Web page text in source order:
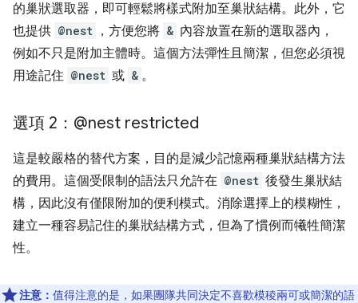
的巢狀選取器，即可輕鬆將樣式附加至巢狀結構。此外，它
也提供 @nest ，方便您將 & 內容放置在新的選取器內，
例如不只是附加主體時。這個方法彈性且簡潔，但您必須視
用途記住 @nest 或 & 。
選項 2：@nest restricted
這是較嚴格的替代方案，目的是減少記憶兩種巢狀結構方法
的費用。這個受限制的語法只允許在 @nest 後發生巢狀結
構，因此沒有僅限附加的便利模式。消除選擇上的模糊性，
建立一種容易記住的巢狀結構方式，但為了慣例而犧牲簡潔
性。
注意： 值得注意的是，如果團隊共同決定不喜歡模稜兩可或簡潔的語